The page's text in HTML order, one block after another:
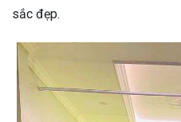
sắc đẹp.